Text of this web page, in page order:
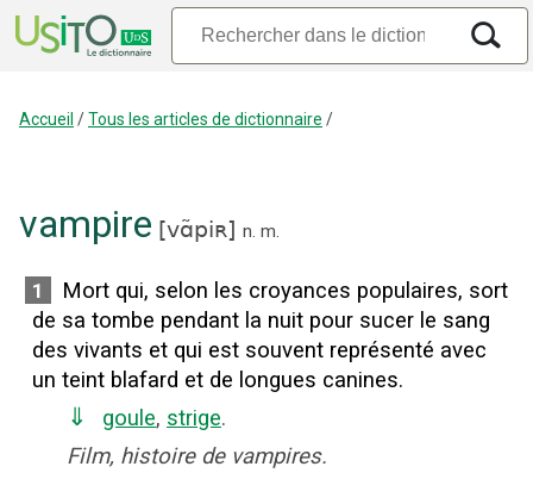
Accueil /Tous les articles de dictionnaire /
vampire [vɑ̃piʀ] n. m.
1
Mort qui, selon les croyances populaires, sort
de sa tombe pendant la nuit pour sucer le sang
des vivants et qui est souvent représenté avec
un teint blafard et de longues canines.
⇓ goule, strige.
Film, histoire de vampires.